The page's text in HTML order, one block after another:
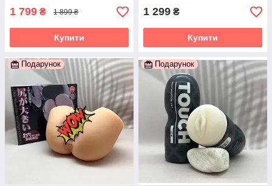
1 799 ₴ 1 899 ₴
Купити
1 299 ₴
Купити
Подарунок Подарунок